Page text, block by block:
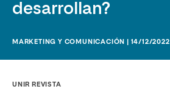
desarrollan?
MARKETING Y COMUNICACIÓN | 14/12/2022
UNIR REVISTA